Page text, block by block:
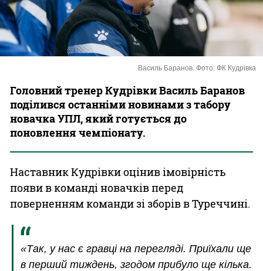
Казино
Василь Баранов. Фото: ФК Кудрівка
Головний тренер Кудрівки Василь Баранов
поділився останніми новинами з табору
новачка УПЛ, який готується до
поновлення чемпіонату.
Наставник Кудрівки оцінив імовірність
появи в команді новачків перед
поверненням команди зі зборів в Туреччині.
«Так, у нас є гравці на перегляді. Приїхали ще
в перший тиждень, згодом прибуло ще кілька.